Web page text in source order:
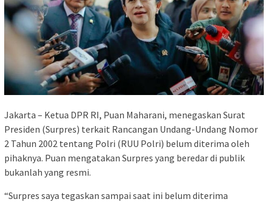
Jakarta – Ketua DPR RI, Puan Maharani, menegaskan Surat
Presiden (Surpres) terkait Rancangan Undang-Undang Nomor
2 Tahun 2002 tentang Polri (RUU Polri) belum diterima oleh
pihaknya. Puan mengatakan Surpres yang beredar di publik
bukanlah yang resmi.
“Surpres saya tegaskan sampai saat ini belum diterima